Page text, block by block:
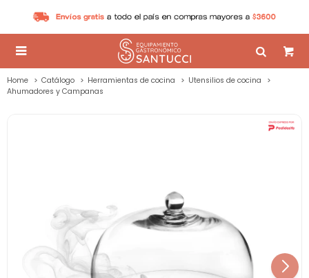

Home Catálogo Herramientas de cocina
Utensilios de cocina
Ahumadores y Campanas